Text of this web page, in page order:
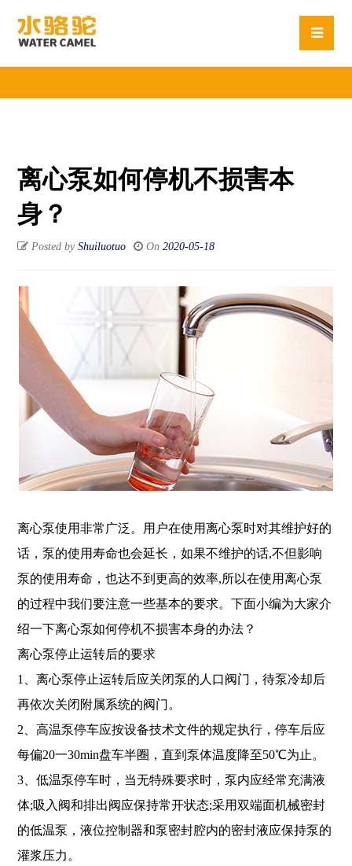
离心泵如何停机不损害本
身？
Posted byShuiluotuo On2020-05-18
离心泵使用非常广泛。用户在使用离心泵时对其维护好的
话，泵的使用寿命也会延长，如果不维护的话,不但影响
泵的使用寿命，也达不到更高的效率,所以在使用离心泵
的过程中我们要注意一些基本的要求。下面小编为大家介
绍一下离心泵如何停机不损害本身的办法？
离心泵停止运转后的要求
1、离心泵停止运转后应关闭泵的人口阀门，待泵冷却后
再依次关闭附属系统的阀门。
2、高温泵停车应按设备技术文件的规定执行，停车后应
每偏20一30min盘车半圈，直到泵体温度降至50℃为止。
3、低温泵停车时，当无特殊要求时，泵内应经常充满液
体;吸入阀和排出阀应保持常开状态;采用双端面机械密封
的低温泵，液位控制器和泵密封腔内的密封液应保持泵的
灌浆压力。